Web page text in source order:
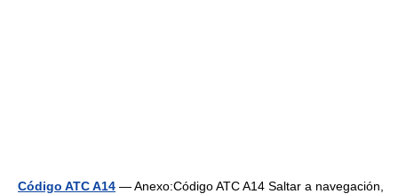
Código ATC A14 — Anexo:Código ATC A14 Saltar a navegación,